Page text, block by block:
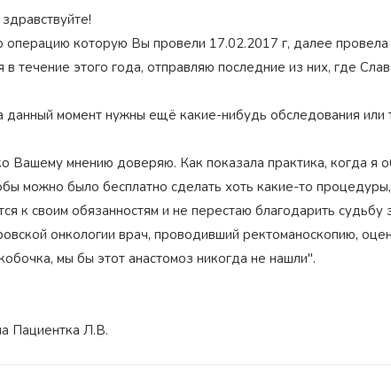
операцию которую Вы провели 17.02.2017 г, далее
течение этого года, отправляю последние из них, где
данный момент нужны ещё какие-нибудь обследования или
Вашему мнению доверяю. Как показала практика, когда я
можно было бесплатно сделать хоть какие-то
к своим обязанностям и не перестаю благодарить судьбу
онкологии врач, проводивший ректоманоскопию,
мы бы этот анастомоз никогда не нашли".
Пациентка Л.В.